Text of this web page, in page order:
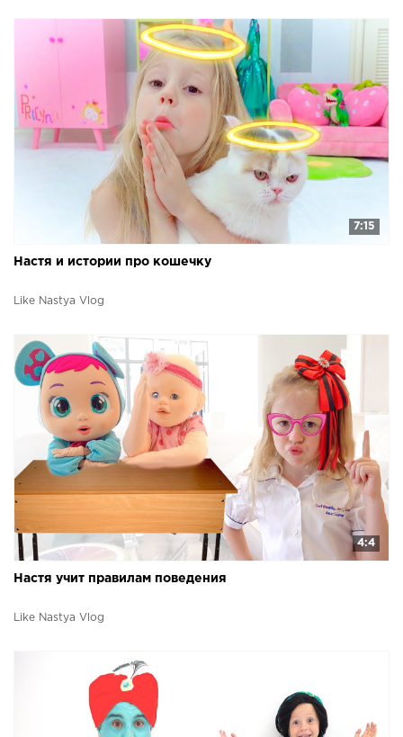
7:15
Настя и истории про кошечку
Like Nastya Vlog
4:4
Настя учит правилам поведения
Like Nastya Vlog